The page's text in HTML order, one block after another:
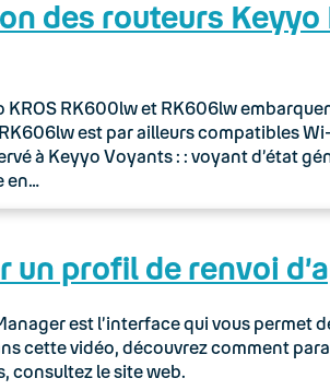
des routeurs Keyyo
KROS RK600lw et RK606lw
est par ailleurs compatibles
à Keyyo Voyants : : voyant d’état
en…
un profil de renvoi
est l’interface qui vous permet
cette vidéo, découvrez comment
consultez le site web.